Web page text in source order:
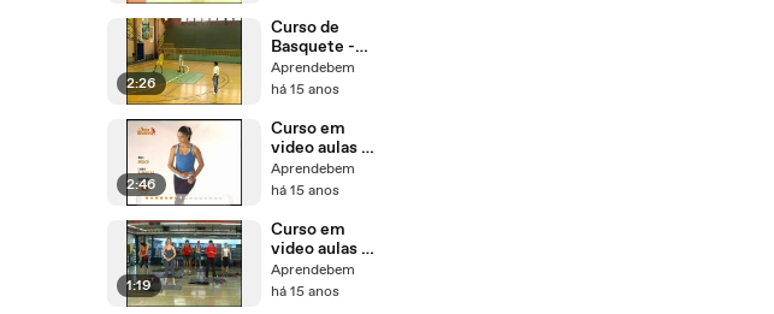
2:26
Curso de
Basquete -
Capacidade
Técnica
Aprendebem
há 15 anos
2:46
Curso em
video aulas de
Condicionam
ento
tório
Aprendebem
há 15 anos
1:19
Curso em
video aulas de
Ginástica
Localizada -
Aprendebem
há 15 anos